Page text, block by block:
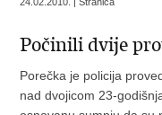
Počinili dvije
Porečka je policija
nad dvojicom 23-